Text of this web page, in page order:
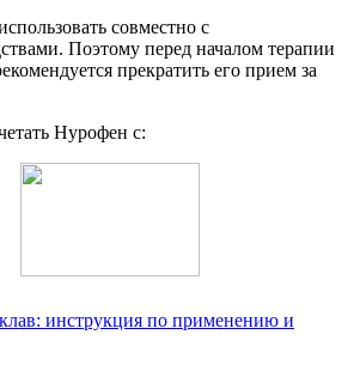
совместно с
Поэтому перед началом терапии
прекратить его прием за
Нурофен с:
инструкция по применению и